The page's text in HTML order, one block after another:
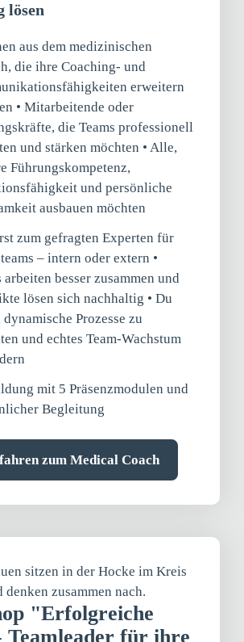
lösen
aus dem medizinischen
die ihre Coaching- und
erweitern
• Mitarbeitende oder
die Teams professionell
und stärken möchten • Alle,
Führungskompetenz,
und persönliche
ausbauen möchten
zum gefragten Experten für
– intern oder extern •
arbeiten besser zusammen und
lösen sich nachhaltig • Du
Prozesse zu
und echtes Team-Wachstum
mit 5 Präsenzmodulen und
Begleitung
zum Medical Coach
"Erfolgreiche
Teamleader für ihre